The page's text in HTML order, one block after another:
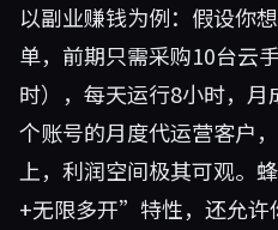
以副业赚钱为例：假设你
单，前期只需采购10台云
时），每天运行8小时，
个账号的月度代运营客户
上，利润空间极其可观。
+无限多开”特性，还允许